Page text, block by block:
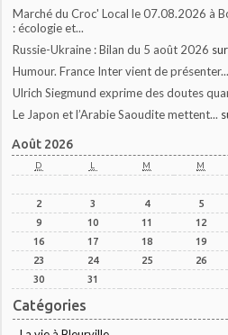
Marché du Croc' Local le 07.08.2026 à
: écologie et...
Russie-Ukraine : Bilan du 5 août 2026
Humour. France Inter vient de présenter...
Ulrich Siegmund exprime des doutes
Le Japon et l’Arabie Saoudite mettent...
Août 2026
D L M M
2
3 4 5
9
10 11 12
16
17 18 19
23
24 25 26
30
31
Catégories